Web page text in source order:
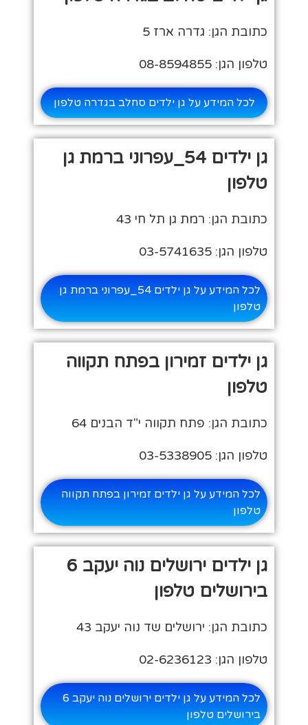
כתובת הגן: גדרה ארז 5
טלפון הגן: 08-8594855
לכל המידע על גן ילדים סחלב בגדרה טלפון
גן ילדים 54_עפרוני ברמת גן
טלפון
כתובת הגן: רמת גן תל חי 43
טלפון הגן: 03-5741635
לכל המידע על גן ילדים 54_עפרוני ברמת גן
טלפון
גן ילדים זמירון בפתח תקווה
טלפון
כתובת הגן: פתח תקווה י"ד הבנים 64
טלפון הגן: 03-5338905
לכל המידע על גן ילדים זמירון בפתח תקווה
טלפון
גן ילדים ירושלים נוה יעקב 6
בירושלים טלפון
כתובת הגן: ירושלים שד נוה יעקב 43
טלפון הגן: 02-6236123
לכל המידע על גן ילדים ירושלים נוה יעקב 6
בירושלים טלפון